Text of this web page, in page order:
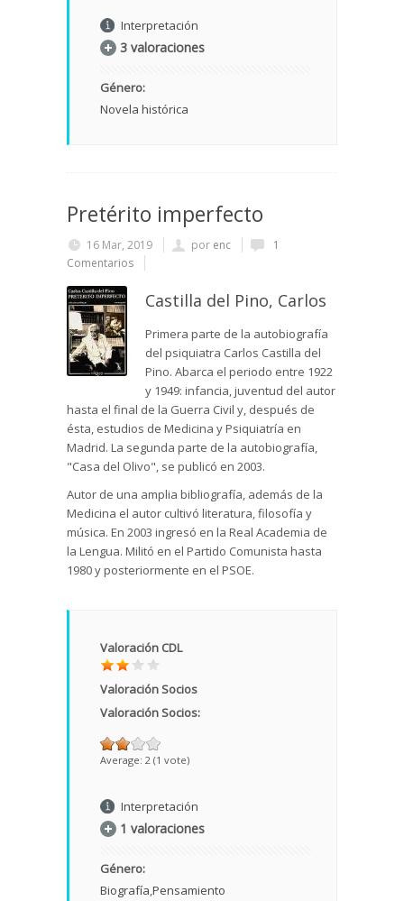
Interpretación
3 valoraciones
Género:
Novela histórica
Pretérito imperfecto
16 Mar, 2019 por enc
1
Comentarios
Castilla del Pino, Carlos
Primera parte de la autobiografía
del psiquiatra Carlos Castilla del
Pino. Abarca el periodo entre 1922
y 1949: infancia, juventud del autor
hasta el final de la Guerra Civil y, después de
ésta, estudios de Medicina y Psiquiatría en
Madrid. La segunda parte de la autobiografía,
"Casa del Olivo", se publicó en 2003.
Autor de una amplia bibliografía, además de la
Medicina el autor cultivó literatura, filosofía y
música. En 2003 ingresó en la Real Academia de
la Lengua. Militó en el Partido Comunista hasta
1980 y posteriormente en el PSOE.
Valoración CDL
Valoración Socios
Valoración Socios:
Average: 2 (1 vote)
Interpretación
1 valoraciones
Género:
Biografía Pensamiento